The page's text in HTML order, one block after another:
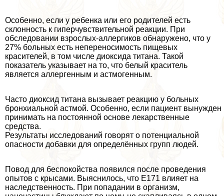
Особенно, если у ребенка или его родителей есть
склонность к гиперчувствительной реакции. При
обследовании взрослых-аллергиков обнаружено, что у
27% больных есть непереносимость пищевых
красителей, в том числе диоксида титана. Такой
показатель указывает на то, что белый краситель
является аллергенным и астмогенным.
Часто диоксид титана вызывает реакцию у больных
бронхиальной астмой. Особенно, если пациент вынужден
принимать на постоянной основе лекарственные
средства.
Результаты исследований говорят о потенциальной
опасности добавки для определённых групп людей.
Повод для беспокойства появился после проведения
опытов с крысами. Выяснилось, что Е171 влияет на
наследственность. При попадании в организм,